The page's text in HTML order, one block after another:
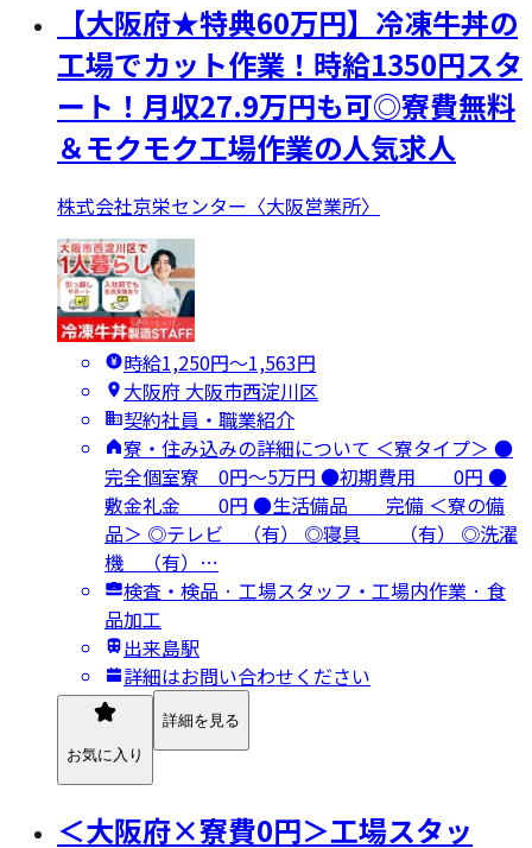
【大阪府★特典60万円】冷凍牛丼の
工場でカット作業！時給1350円スタ
ート！月収27.9万円も可◎寮費無料
＆モクモク工場作業の人気求人
株式会社京栄センター〈大阪営業所〉
時給1,250円〜1,563円
大阪府 大阪市西淀川区
契約社員・職業紹介
寮・住み込みの詳細について ＜寮タイプ＞ ●
完全個室寮 0円～5万円 ●初期費用 0円 ●
敷金礼金 0円 ●生活備品 完備 ＜寮の備
品＞ ◎テレビ （有） ◎寝具 （有） ◎洗濯
機 （有）…
検査・検品 · 工場スタッフ・工場内作業 · 食
品加工
出来島駅
詳細はお問い合わせください
お気に入り
詳細を見る
＜大阪府×寮費0円＞工場スタッ